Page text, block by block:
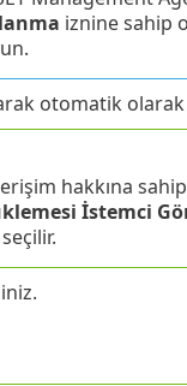
iznine sahip
otomatik olarak
erişim hakkına
İstemci